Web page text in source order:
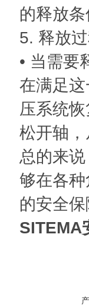
的释放
5. 释放
• 当需要
在满足
压系统
松开轴
总的来
够在各
的安全
SITEMA